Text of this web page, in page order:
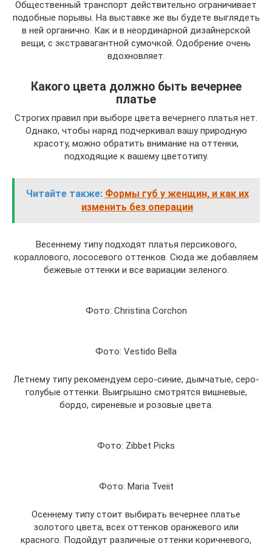
Общественный транспорт действительно ограничивает
подобные порывы. На выставке же вы будете выглядеть
в ней органично. Как и в неординарной дизайнерской
вещи, с экстравагантной сумочкой. Одобрение очень
вдохновляет.
Какого цвета должно быть вечернее
платье
Строгих правил при выборе цвета вечернего платья нет.
Однако, чтобы наряд подчеркивал вашу природную
красоту, можно обратить внимание на оттенки,
подходящие к вашему цветотипу.
Читайте также: Формы губ у женщин, и как их
изменить без операции
Весеннему типу подходят платья персикового,
кораллового, лососевого оттенков. Сюда же добавляем
бежевые оттенки и все вариации зеленого.
Фото: Christina Corchon
Фото: Vestido Bella
Летнему типу рекомендуем серо-синие, дымчатые, серо-
голубые оттенки. Выигрышно смотрятся вишневые,
бордо, сиреневые и розовые цвета.
Фото: Zibbet Picks
Фото: Maria Tveiit
Осеннему типу стоит выбирать вечернее платье
золотого цвета, всех оттенков оранжевого или
красного. Подойдут различные оттенки коричневого,